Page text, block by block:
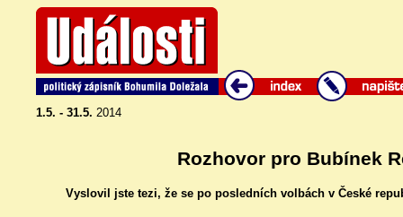
1.5. - 31.5. 2014
Rozhovor pro Bubínek
Vyslovil jste tezi, že se po posledních volbách v České